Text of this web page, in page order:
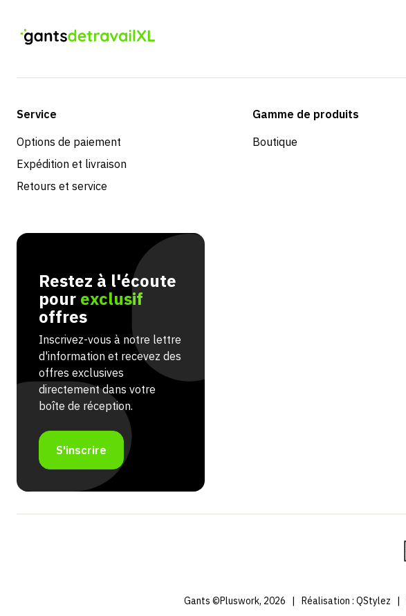
Service
Options de paiement
Expédition et livraison
Retours et service
Gamme de produits
Boutique
Restez à l'écoute
pour exclusif
offres
Inscrivez-vous à notre lettre
d'information et recevez des
offres exclusives
directement dans votre
boîte de réception.
S'inscrire
Gants ©Pluswork, 2026 Réalisation : QStylez